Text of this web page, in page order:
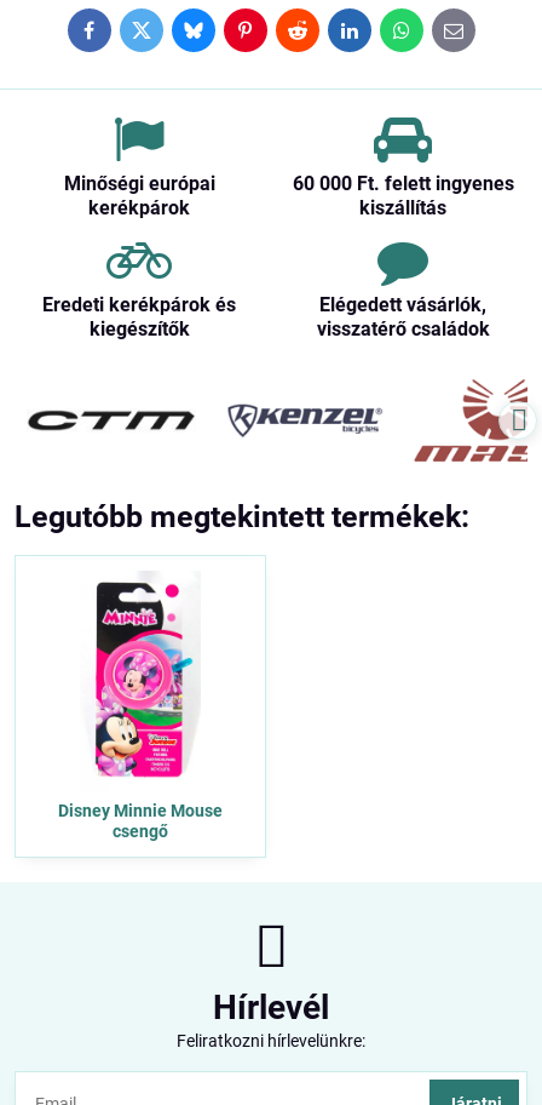
FacebookTwitterBlueskyPinterestRedditLinkedInWhatsApp
E-
mail
Minőségi európai
kerékpárok
60 000 Ft​. felett ingyenes
kiszállítás
Eredeti kerékpárok és
kiegészítők
Elégedett vásárlók,
visszatérő családok
Legutóbb megtekintett termékek:
Disney Minnie Mouse
csengő
Hírlevél
Feliratkozni hírlevelünkre: